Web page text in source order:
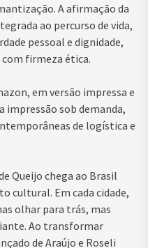
A afirmação da
ao percurso de vida,
pessoal e dignidade,
firmeza ética.
em versão impressa e
sob demanda,
de logística e
Queijo chega ao Brasil
cultural. Em cada cidade,
olhar para trás, mas
Ao transformar
de Araújo e Roseli